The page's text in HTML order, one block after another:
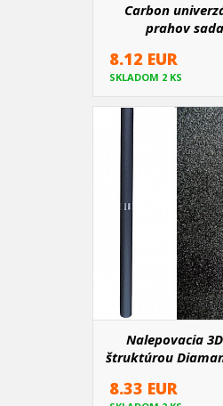
Carbon
prahov
8.12 EUR
SKLADOM 2 KS
Nalepovacia
štruktúrou
8.33 EUR